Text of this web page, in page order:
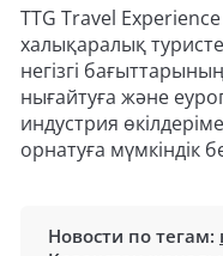
TTG Travel
халықаралық
негізгі
нығайтуға және
индустрия
орнатуға мүмкіндік
Новости по тегам: